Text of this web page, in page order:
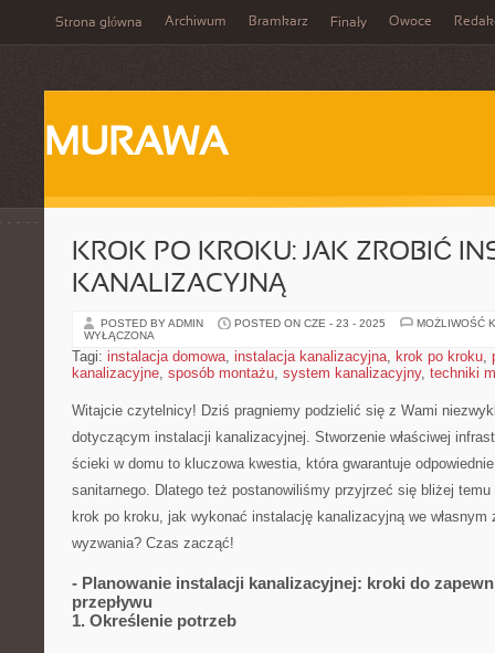
Strona główna Archiwum Bramkarz Finały Owoce
MURAWA
KROK PO KROKU: JAK ZROBIĆ
KANALIZACYJNĄ
POSTED BY ADMIN POSTED ON CZE - 23 - 2025
MOŻLIWOŚĆ
WYŁĄCZONA
Tagi: instalacja domowa, instalacja kanalizacyjna, krok po kroku,
kanalizacyjne, sposób montażu, system kanalizacyjny, techniki
Witajcie ⁣czytelnicy! Dziś pragniemy podzielić‍ się z Wami
dotyczącym ⁤instalacji kanalizacyjnej. Stworzenie​ właściwej
ścieki‍ w domu to ⁣kluczowa kwestia, która gwarantuje odpowiednie
sanitarnego.⁢ Dlatego też postanowiliśmy‍ przyjrzeć się bliżej
krok⁣ po kroku, ‌jak wykonać instalację kanalizacyjną we
wyzwania? Czas ⁢zacząć!
-⁢ Planowanie instalacji kanalizacyjnej: kroki do​
przepływu
1. ‍Określenie potrzeb